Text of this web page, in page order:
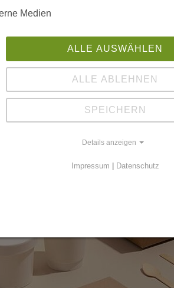
IT für das Gesundheitswesen
Medien
ALLE AUSWÄHLEN
ALLE ABLEHNEN
SPEICHERN
Details anzeigen
Impressum | Datenschutz